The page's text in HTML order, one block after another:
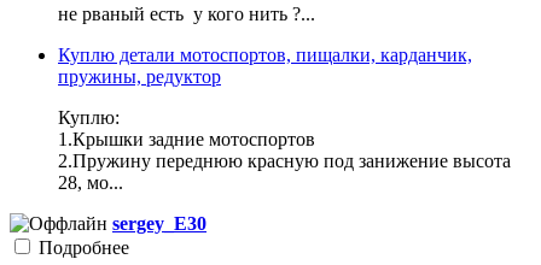
не рваный есть у кого нить ?...
Куплю детали мотоспортов, пищалки, карданчик,
пружины, редуктор
Куплю:
1.Крышки задние мотоспортов
2.Пружину переднюю красную под занижение высота
28, мо...
sergey_E30
Подробнее